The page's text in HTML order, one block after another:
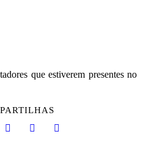
que estiverem presentes no
PARTILHAS